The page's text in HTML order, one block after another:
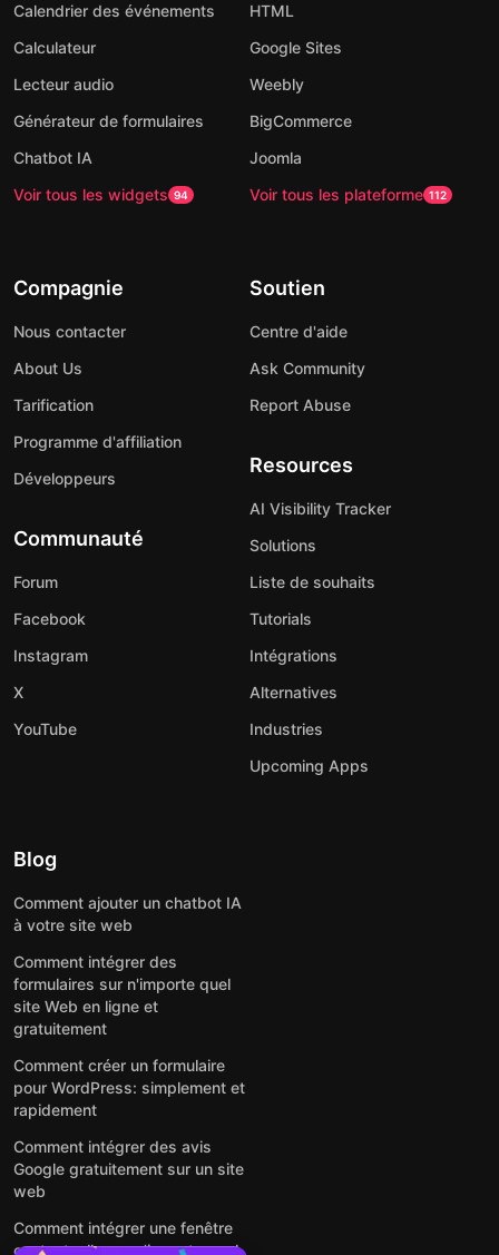
Calendrier des événements
Calculateur
Lecteur audio
Générateur de formulaires
Chatbot IA
Voir tous les widgets 94
HTML
Google Sites
Weebly
BigCommerce
Joomla
Voir tous les plateforme 112
Compagnie
Nous contacter
About Us
Tarification
Programme d'affiliation
Développeurs
Communauté
Forum
Facebook
Instagram
X
YouTube
Soutien
Centre d'aide
Ask Community
Report Abuse
Resources
AI Visibility Tracker
Solutions
Liste de souhaits
Tutorials
Intégrations
Alternatives
Industries
Upcoming Apps
Blog
Comment ajouter un chatbot IA
à votre site web
Comment intégrer des
formulaires sur n'importe quel
site Web en ligne et
gratuitement
Comment créer un formulaire
pour WordPress: simplement et
rapidement
Comment intégrer des avis
Google gratuitement sur un site
web
Comment intégrer une fenêtre
contextuelle sur n'importe quel